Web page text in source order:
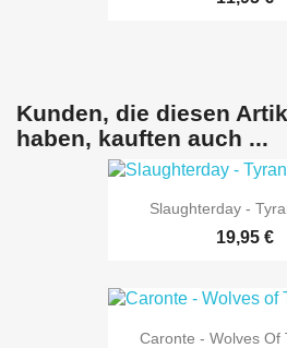
Kunden, die diesen
haben, kauften auch ...
Slaughterday -
19,95 €
Caronte - Wolves Of